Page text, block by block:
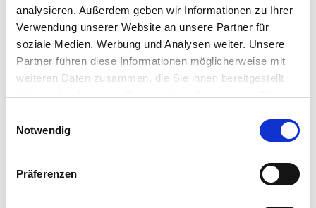
analysieren. Außerdem geben wir Informationen zu Ihrer
Verwendung unserer Website an unsere Partner für
soziale Medien, Werbung und Analysen weiter. Unsere
Partner führen diese Informationen möglicherweise mit
weiteren Daten zusammen, die Sie ihnen bereitgestellt
haben oder die sie im Rahmen Ihrer Nutzung der Dienste
betätigen Sie anschließend den "OK"-Button:
Notwendig
Präferenzen
wiederverwenden.
Lagerung:Das Produkt bei Raumtemperatur und im
Originalbehälter lagern. Nicht in der Nähe von Lebensmitteln,
Getränken und Futtermitteln lagern. Vor Frost schützen.
Gefahren- und Sicherheitshinweise: